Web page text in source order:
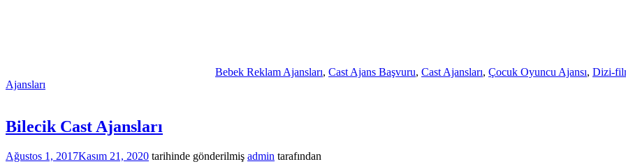
Bebek Reklam Ajansları, Cast Ajans Başvuru, Cast Ajansları, Çocuk Oyuncu Ajansı, Dizi-
Ajansları
Bilecik Cast Ajansları
Ağustos 1, 2017Kasım 21, 2020 tarihinde gönderilmiş admin tarafından